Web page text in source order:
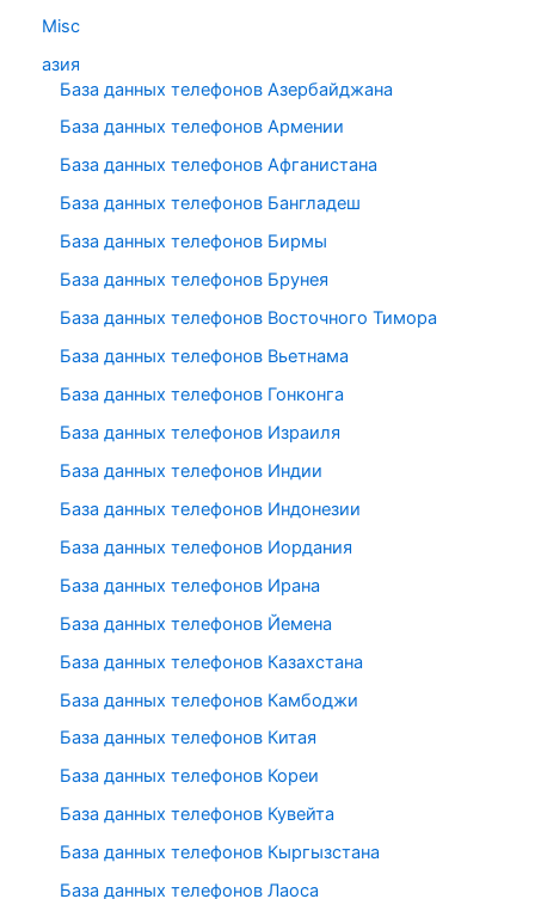
Misc
азия
База данных телефонов Азербайджана
База данных телефонов Армении
База данных телефонов Афганистана
База данных телефонов Бангладеш
База данных телефонов Бирмы
База данных телефонов Брунея
База данных телефонов Восточного Тимора
База данных телефонов Вьетнама
База данных телефонов Гонконга
База данных телефонов Израиля
База данных телефонов Индии
База данных телефонов Индонезии
База данных телефонов Иордания
База данных телефонов Ирана
База данных телефонов Йемена
База данных телефонов Казахстана
База данных телефонов Камбоджи
База данных телефонов Китая
База данных телефонов Кореи
База данных телефонов Кувейта
База данных телефонов Кыргызстана
База данных телефонов Лаоса